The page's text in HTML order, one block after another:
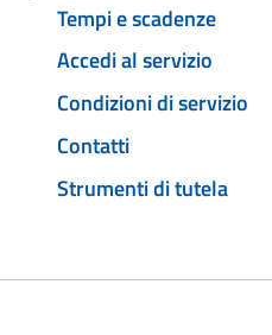
Tempi e scadenze
Accedi al servizio
Condizioni di servizio
Contatti
Strumenti di tutela